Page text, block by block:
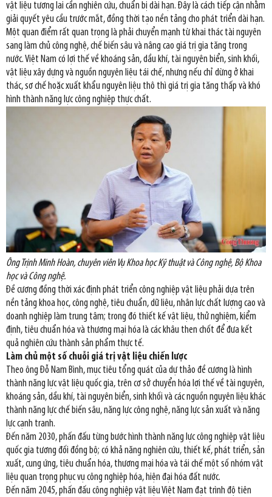
vật liệu tương lai cần nghiên cứu, chuẩn bị dài hạn. Đây là cách tiếp cận nhằm
giải quyết yêu cầu trước mắt, đồng thời tạo nền tảng cho phát triển dài hạn.
Một quan điểm rất quan trọng là phải chuyển mạnh từ khai thác tài nguyên
sang làm chủ công nghệ, chế biến sâu và nâng cao giá trị gia tăng trong
nước. Việt Nam có lợi thế về khoáng sản, dầu khí, tài nguyên biển, sinh khối,
vật liệu xây dựng và nguồn nguyên liệu tái chế, nhưng nếu chỉ dừng ở khai
thác, sơ chế hoặc xuất khẩu nguyên liệu thô thì giá trị gia tăng thấp và khó
hình thành năng lực công nghiệp thực chất.
Ông Trịnh Minh Hoàn, chuyên viên Vụ Khoa học Kỹ thuật và Công nghệ, Bộ Khoa
học và Công nghệ.
Đề cương đồng thời xác định phát triển công nghiệp vật liệu phải dựa trên
nền tảng khoa học, công nghệ, tiêu chuẩn, dữ liệu, nhân lực chất lượng cao và
doanh nghiệp làm trung tâm; trong đó thiết kế vật liệu, thử nghiệm, kiểm
định, tiêu chuẩn hóa và thương mại hóa là các khâu then chốt để đưa kết
quả nghiên cứu thành sản phẩm thực tế.
Làm chủ một số chuỗi giá trị vật liệu chiến lược
Theo ông Đỗ Nam Bình, mục tiêu tổng quát của dự thảo đề cương là hình
thành năng lực vật liệu quốc gia, trên cơ sở chuyển hóa lợi thế về tài nguyên,
khoáng sản, dầu khí, tài nguyên biển, sinh khối và các nguồn nguyên liệu khác
thành năng lực chế biến sâu, năng lực công nghệ, năng lực sản xuất và năng
lực cạnh tranh.
Đến năm 2030, phấn đấu từng bước hình thành năng lực công nghiệp vật liệu
quốc gia tương đối đồng bộ; có khả năng nghiên cứu, thiết kế, phát triển, sản
xuất, cung ứng, tiêu chuẩn hóa, thương mại hóa và tái chế một số nhóm vật
liệu quan trọng phục vụ công nghiệp hóa, hiện đại hóa đất nước.
Đến năm 2045, phấn đấu công nghiệp vật liệu Việt Nam đạt trình độ tiên